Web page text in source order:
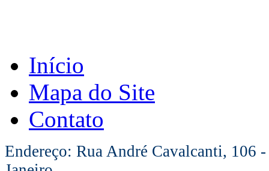
Início
Mapa do Site
Contato
Endereço: Rua André Cavalcanti, 106